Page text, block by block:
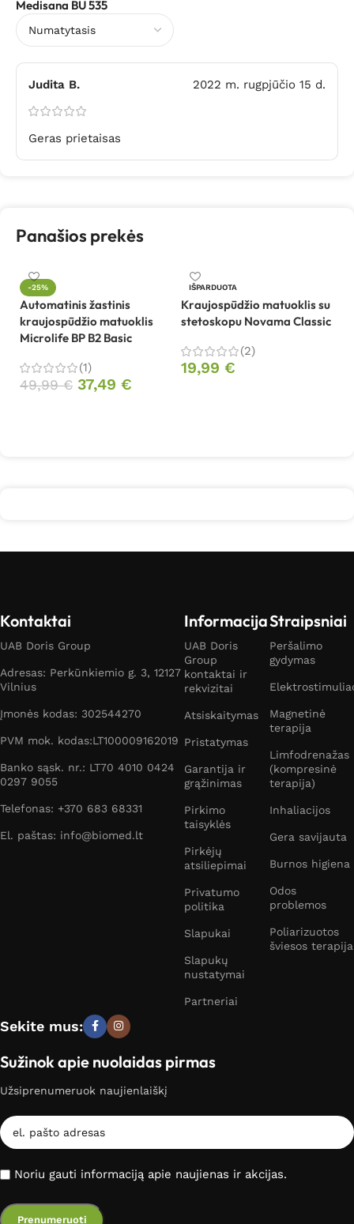
Medisana BU 535
Judita B. 2022 m. rugpjūčio 15 d.
Geras prietaisas
Panašios prekės
-25%
Automatinis žastinis
kraujospūdžio matuoklis
Microlife BP B2 Basic
(1)
49,99€ 37,49 €
IŠPARDUOTA
Kraujospūdžio matuoklis su
stetoskopu Novama Classic
(2)
19,99 €
Kontaktai
UAB Doris Group
Adresas: Perkūnkiemio g. 3, 12127
Vilnius
Įmonės kodas: 302544270
PVM mok. kodas:LT100009162019
Banko sąsk. nr.: LT70 4010 0424
0297 9055
Telefonas: +370 683 68331
El. paštas: info@biomed.lt
Informacija
UAB Doris
Group
kontaktai ir
rekvizitai
Atsiskaitymas
Pristatymas
Garantija ir
grąžinimas
Pirkimo
taisyklės
Pirkėjų
atsiliepimai
Privatumo
politika
Slapukai
Slapukų
nustatymai
Partneriai
Straipsniai
Peršalimo
gydymas
Magnetinė
terapija
Limfodrenažas
(kompresinė
terapija)
Inhaliacijos
Gera savijauta
Burnos higiena
Odos
problemos
Poliarizuotos
šviesos terapija
Sekite mus:
Sužinok apie nuolaidas pirmas
Užsiprenumeruok naujienlaiškį
Noriu gauti informaciją apie naujienas ir akcijas.